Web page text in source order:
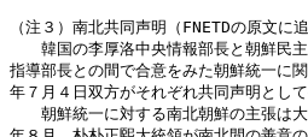
（注３）南北共同声明（FNETDの原文に追
韓国の李厚洛中央情報部長と朝鮮民主
指導部長との間で合意をみた朝鮮統一に
年７月４日双方がそれぞれ共同声明とし
朝鮮統一に対する南北朝鮮の主張は大